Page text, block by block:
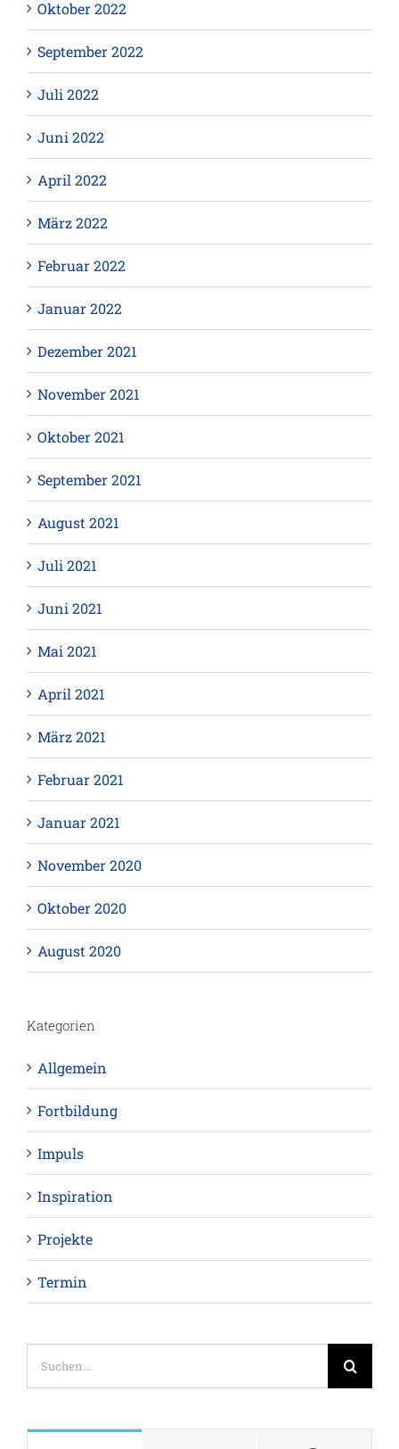
Oktober 2022
September 2022
Juli 2022
Juni 2022
April 2022
März 2022
Februar 2022
Januar 2022
Dezember 2021
November 2021
Oktober 2021
September 2021
August 2021
Juli 2021
Juni 2021
Mai 2021
April 2021
März 2021
Februar 2021
Januar 2021
November 2020
Oktober 2020
August 2020
Kategorien
Allgemein
Fortbildung
Impuls
Inspiration
Projekte
Termin